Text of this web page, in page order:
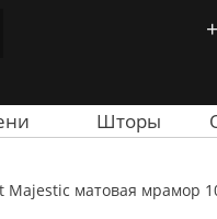
Шторы
Majestic матовая мрамор